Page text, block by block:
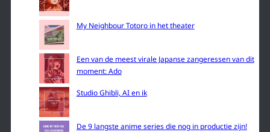
My Neighbour Totoro in het theater
Een van de meest virale Japanse zangeressen van dit
moment: Ado
Studio Ghibli, AI en ik
De 9 langste anime series die nog in productie zijn!